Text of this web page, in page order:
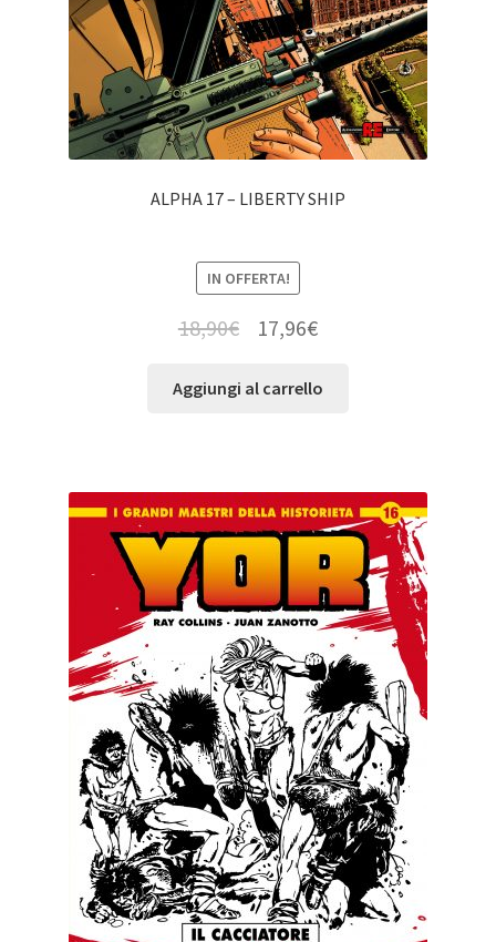
ALPHA 17 – LIBERTY SHIP
IN OFFERTA!
18,90€ 17,96€
Aggiungi al carrello